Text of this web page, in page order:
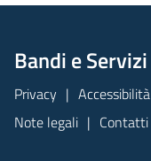
Bandi e Servizi
Privacy Accessibilità
Note legali
Contatti